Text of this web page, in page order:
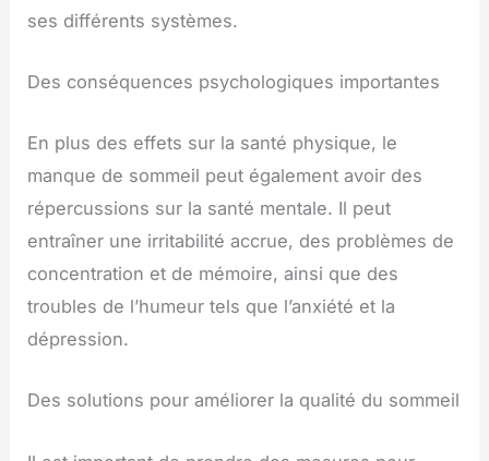
ses différents systèmes.
Des conséquences psychologiques importantes
En plus des effets sur la santé physique, le
manque de sommeil peut également avoir des
répercussions sur la santé mentale. Il peut
entraîner une irritabilité accrue, des problèmes de
concentration et de mémoire, ainsi que des
troubles de l’humeur tels que l’anxiété et la
dépression.
Des solutions pour améliorer la qualité du sommeil